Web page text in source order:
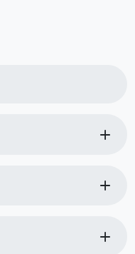
add
add
add